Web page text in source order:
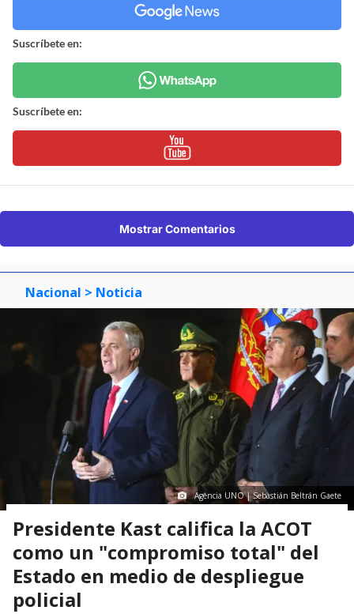
Suscríbete en:
Suscríbete en:
Mostrar Comentarios
Nacional > Noticia
Agencia UNO | Sebastián Beltrán Gaete
Presidente Kast califica la ACOT
como un "compromiso total" del
Estado en medio de despliegue
policial